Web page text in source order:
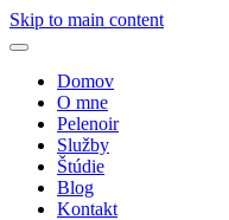
Skip to main content
Domov
O mne
Pelenoir
Služby
Štúdie
Blog
Kontakt